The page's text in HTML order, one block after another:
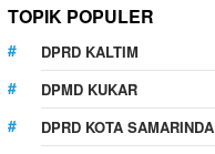
TOPIK POPULER
DPRD KALTIM
DPMD KUKAR
DPRD KOTA SAMARINDA